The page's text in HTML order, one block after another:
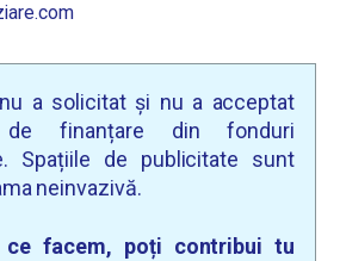
a solicitat și nu a acceptat
finanțare din fonduri
Spațiile de publicitate sunt
neinvazivă.
ce facem, poți contribui tu